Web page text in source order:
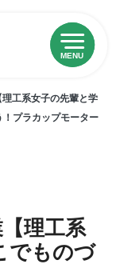
MENU
理工系女子の先輩と学
プラカップモーター
理工系
でものづ